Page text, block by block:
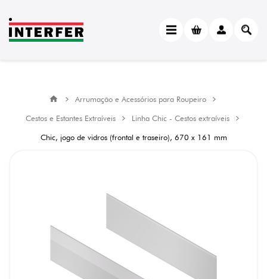
Arrumação e Acessórios para Roupeiro
Cestos e Estantes Extraíveis
Linha Chic - Cestos extraíveis
Chic, jogo de vidros (frontal e traseiro), 670 x 161 mm